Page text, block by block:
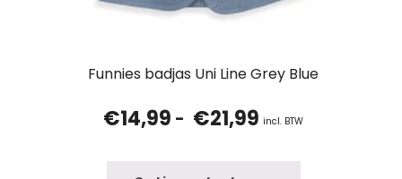
Funnies badjas Uni Line Grey Blue
€14,99 - €21,99 Prijsklasse:
€14,99
incl. BTW